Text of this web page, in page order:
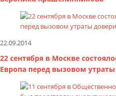
22.09.2014
22 сентября в Москве
Европа перед вызовом